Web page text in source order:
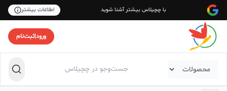
با چچیلاس بیشتر آشنا شوید اطلاعات بیشتر
ورود|ثبت‌نام